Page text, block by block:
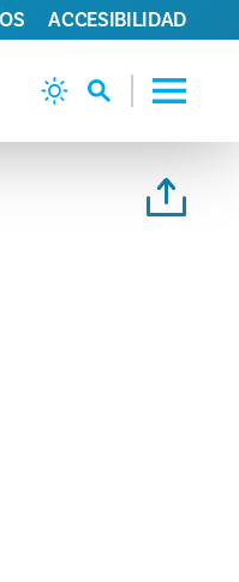
ACCESIBILIDAD